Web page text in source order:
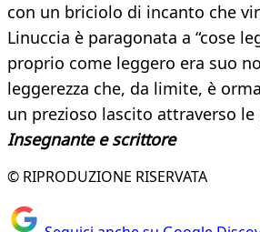
con un briciolo di incanto che
Linuccia è paragonata a “cose
proprio come leggero era suo
leggerezza che, da limite, è
un prezioso lascito attraverso le
Insegnante e scrittore
© RIPRODUZIONE RISERVATA